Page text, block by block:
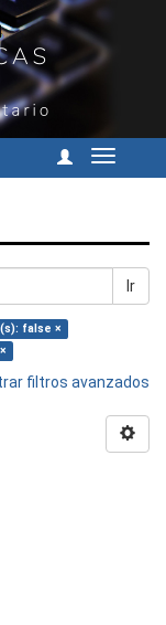
Cambiar
Ir
false ×
filtros avanzados